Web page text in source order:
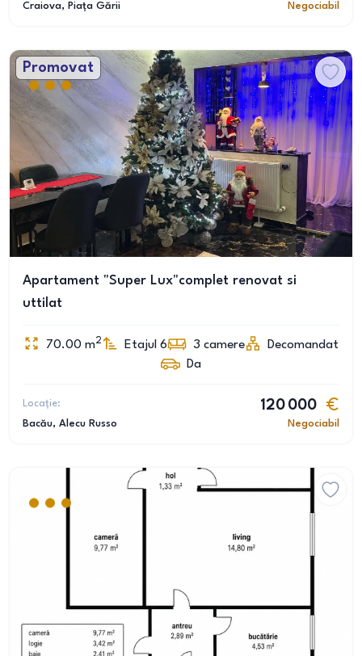
Craiova, Piața Gării Negociabil
Promovat
Apartament "Super Lux"complet renovat si
uttilat
70.00 m2 Etajul 6 3 camere
Decomandat
Da
Locație:
Bacău, Alecu Russo
120 000
Negociabil